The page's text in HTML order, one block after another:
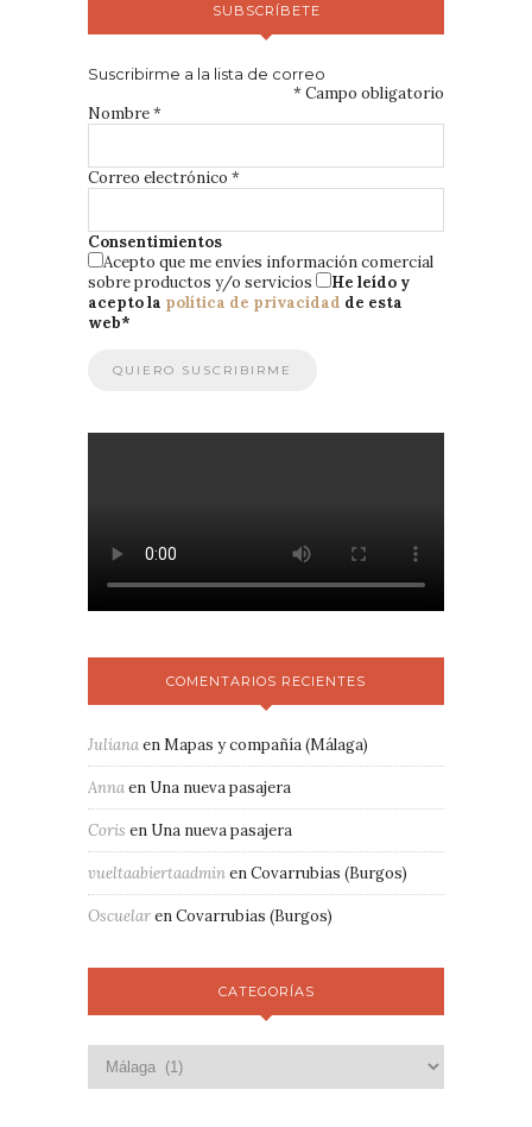
SUBSCRÍBETE
Suscribirme a la lista de correo
* Campo obligatorio
Nombre*
Correo electrónico *
Consentimientos
Acepto que me envíes información comercial
sobre productos y/o servicios
He leído y
acepto la política de privacidad de esta
web*
COMENTARIOS RECIENTES
JulianaenMapas y compañía (Málaga)
Annaen Una nueva pasajera
Coris en Una nueva pasajera
vueltaabiertaadminenCovarrubias (Burgos)
OscuelarenCovarrubias (Burgos)
CATEGORÍAS